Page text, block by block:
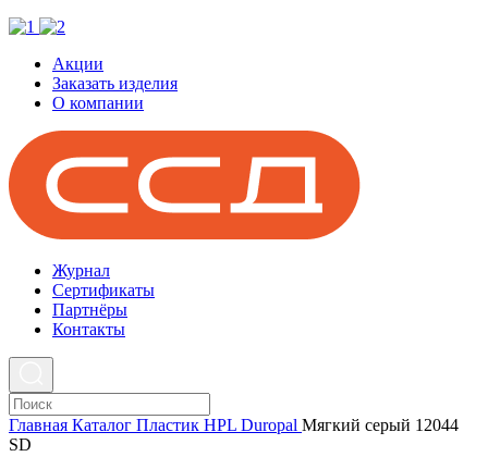
Акции
Заказать изделия
О компании
Журнал
Cертификаты
Партнёры
Контакты
Главная Каталог Пластик HPL Duropal Мягкий серый 12044
SD